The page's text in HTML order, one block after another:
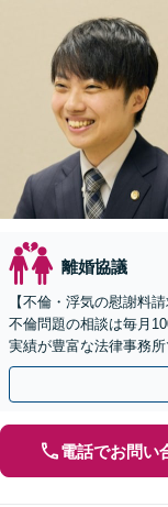
離婚協議
【不倫・浮気の慰謝料
不倫問題の相談は毎月
実績が豊富な法律事務
ご契約まで対応可/来所
電話でお問い